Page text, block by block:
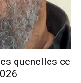
quenelles ce